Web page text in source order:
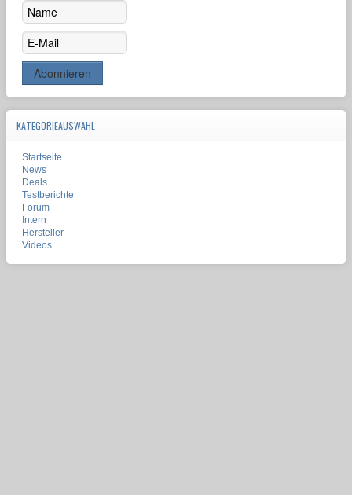
KATEGORIEAUSWAHL
Startseite
News
Deals
Testberichte
Forum
Intern
Hersteller
Videos